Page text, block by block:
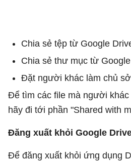
Chia sẻ tệp từ Google
Chia sẻ thư mục từ
Đặt người khác làm chủ
Để tìm các file mà người
hãy đi tới phần "Shared with
Đăng xuất khỏi Google
Để đăng xuất khỏi ứng dụng